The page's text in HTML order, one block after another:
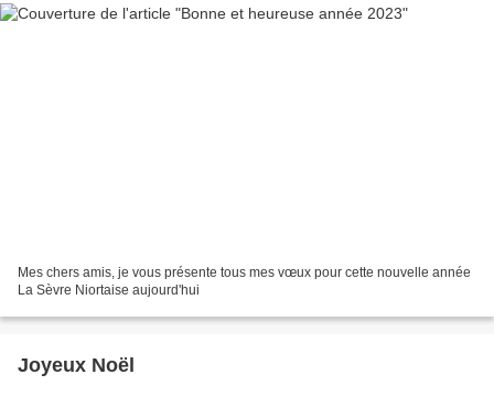
Mes chers amis, je vous présente tous mes vœux pour cette nouvelle année
La Sèvre Niortaise aujourd'hui
Joyeux Noël